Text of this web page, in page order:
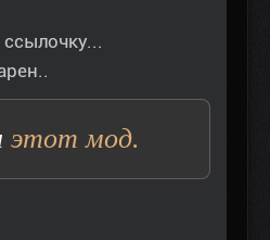
этот мод.